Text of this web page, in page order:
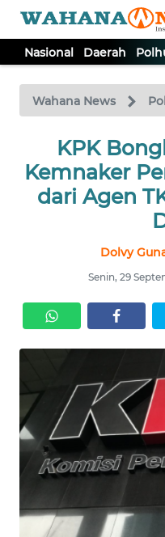
Nasional Daerah
Wahana News
KPK
Kemnaker
dari Agen
Dolvy
Senin, 29
TV
Tutup
NASIONAL
DAERAH
EKUIN
KESEHATAN
INTERNASIONAL
SERBA-SERBI